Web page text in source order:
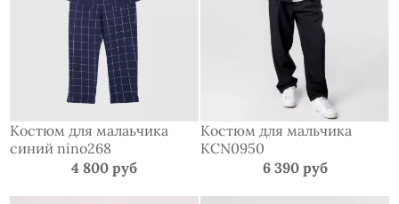
Костюм для малаьчика
синий nino268
4 800 руб
Костюм для мальчика
KCN0950
6 390 руб